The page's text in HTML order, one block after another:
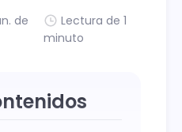
de
Lectura de 1
minuto